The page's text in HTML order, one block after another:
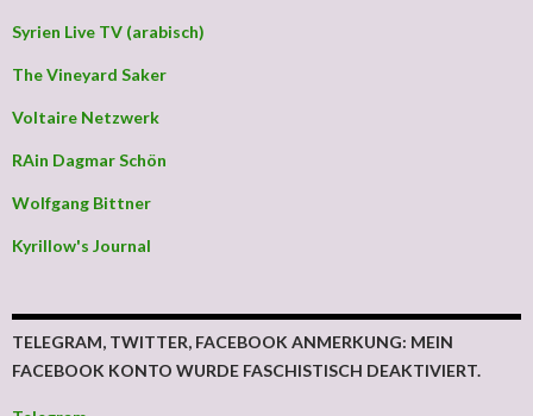
Syrien Live TV (arabisch)
The Vineyard Saker
Voltaire Netzwerk
RAin Dagmar Schön
Wolfgang Bittner
Kyrillow's Journal
TELEGRAM, TWITTER, FACEBOOK ANMERKUNG: MEIN
FACEBOOK KONTO WURDE FASCHISTISCH DEAKTIVIERT.